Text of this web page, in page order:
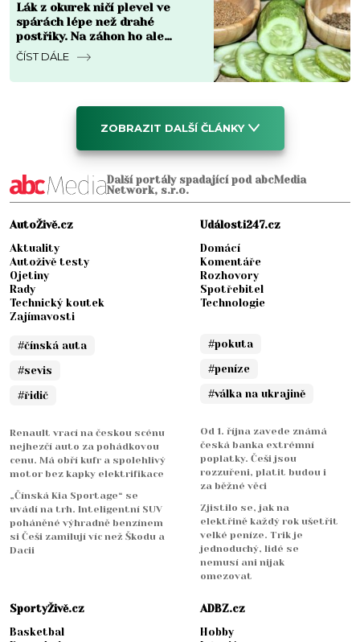
Lák z okurek ničí plevel ve
spárách lépe než drahé
postřiky. Na záhon ho ale
nesmíte pustit, zničí i kořeny
ČÍST DÁLE
ZOBRAZIT DALŠÍ ČLÁNKY
Další portály spadající pod abcMedia
Network, s.r.o.
AutoŽivě.cz
Aktuality
Autoživě testy
Ojetiny
Rady
Technický koutek
Zajímavosti
#čínská auta
#sevis
#řidič
Renault vrací na českou scénu
nejhezčí auto za pohádkovou
cenu. Má obří kufr a spolehlivý
motor bez kapky elektrifikace
„Čínská Kia Sportage“ se
uvádí na trh. Inteligentní SUV
poháněné výhradně benzínem
si Češi zamilují víc než Škodu a
Dacii
Události247.cz
Domácí
Komentáře
Rozhovory
Spotřebitel
Technologie
#pokuta
#peníze
#válka na ukrajině
Od 1. října zavede známá
česká banka extrémní
poplatky. Češi jsou
rozzuřeni, platit budou i
za běžné věci
Zjistilo se, jak na
elektřině každý rok ušetřit
velké peníze. Trik je
jednoduchý, lidé se
nemusí ani nijak
omezovat
SportyŽivě.cz
Basketbal
ADBZ.cz
Hobby